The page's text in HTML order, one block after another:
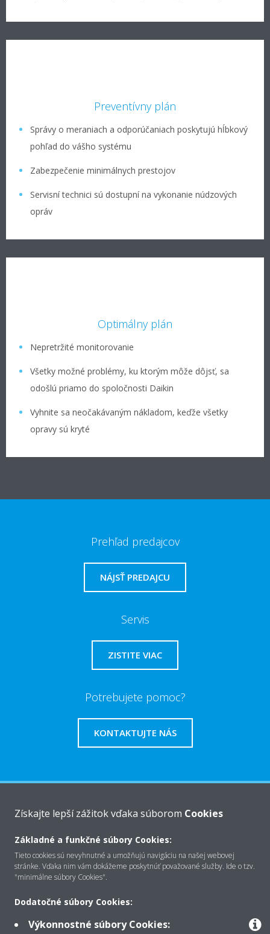
Preventívny plán
Správy o meraniach a odporúčaniach poskytujú hĺbkový
pohľad do vášho systému
Zabezpečenie minimálnych prestojov
Servisní technici sú dostupní na vykonanie núdzových
opráv
Optimálny plán
Nepretržité monitorovanie
Všetky možné problémy, ku ktorým môže dôjsť, sa
odošlú priamo do spoločnosti Daikin
Vyhnite sa neočakávaným nákladom, keďže všetky
opravy sú kryté
Prehľad predajcov
NÁJSŤ PREDAJCU
Servis
ZISTITE VIAC
Potrebujete pomoc?
KONTAKTUJTE NÁS
Riešenia
Kontakt
Získajte lepší zážitok vďaka súborom Cookies
Základné a funkčné súbory Cookies:
Tieto cookies sú nevyhnutné a umožňujú navigáciu na našej webovej
stránke. Vďaka nim vám dokážeme poskytnúť považované služby. Ide o tzv.
"minimálne súbory Cookies".
Dodatočné súbory Cookies:
Výkonnostné súbory Cookies: